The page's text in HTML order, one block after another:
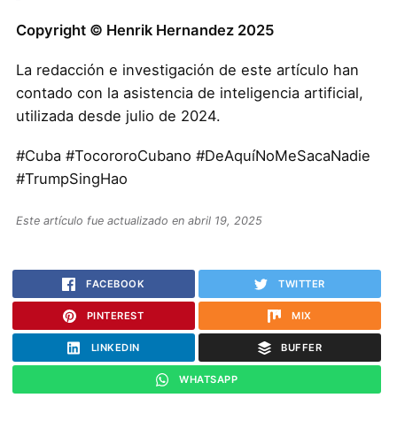
Copyright © Henrik Hernandez 2025
La redacción e investigación de este artículo han
contado con la asistencia de inteligencia artificial,
utilizada desde julio de 2024.
#Cuba #TocororoCubano #DeAquíNoMeSacaNadie
#TrumpSingHao
Este artículo fue actualizado en abril 19, 2025
FACEBOOK TWITTER
PINTEREST MIX
LINKEDIN BUFFER
WHATSAPP